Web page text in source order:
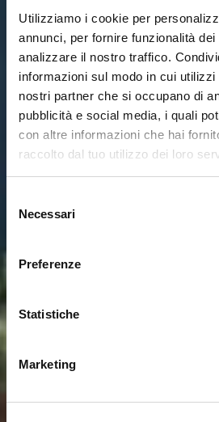
Utilizziamo i cookie per
annunci, per fornire funzionalità
analizzare il nostro traffico.
informazioni sul modo in cui
nostri partner che si occupano di
pubblicità e social media, i quali
con altre informazioni che hai
raccolto dal tuo utilizzo dei loro
delNecessari
Preferenze
Statistiche
Marketing